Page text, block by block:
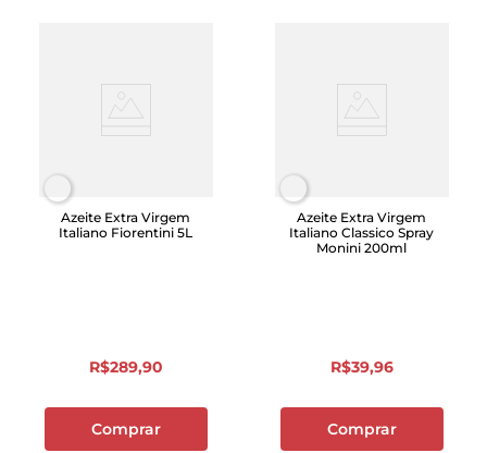
Azeite Extra Virgem
Italiano Fiorentini 5L
R$289,90
Comprar
Azeite Extra Virgem
Italiano Classico Spray
Monini 200ml
R$39,96
Comprar